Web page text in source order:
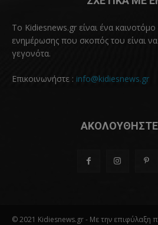
Το Kidiesnews.gr είναι ένα
ενημέρωσης που σκοπός του είναι
γεγονότα.
Επικοινωνήστε : info@kidiesnews.gr
© 2021 Kidiesnews.gr - Με την επιφύλαξη